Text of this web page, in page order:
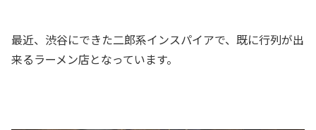
最近、渋谷にできた二郎系インスパイアで、既に行列が出
来るラーメン店となっています。